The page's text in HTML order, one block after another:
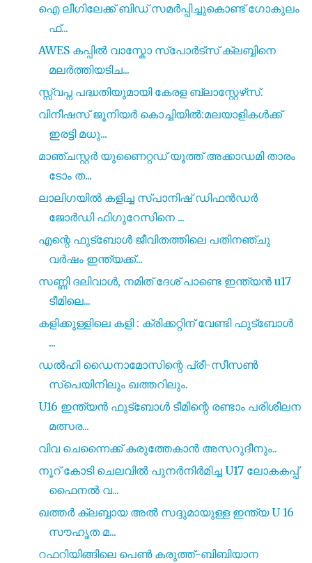
ഐ ലീഗിലേക്ക് ബിഡ് സമർപ്പിച്ചുകൊണ്ട് ഗോകുലം
ഫ്...
AWES കപ്പിൽ വാസ്കോ സ്പോർട്സ് ക്ലബ്ബിനെ
മലർത്തിയടിച...
സ്സ്വപ്ന പദ്ധതിയുമായി കേരള ബ്ലാസ്റ്റേഴ്‌സ്.
വിനീഷസ് ജൂനിയർ കൊച്ചിയിൽ:മലയാളികൾക്ക്
ഇരട്ടി മധു...
മാഞ്ചസ്റ്റർ യുണൈറ്റഡ് യൂത്ത് അക്കാഡമി താരം
ടോം ത...
ലാലിഗയിൽ കളിച്ച സ്പാനിഷ് ഡിഫൻഡർ
ജോർഡി ഫിഗുറേസിനെ ...
എന്റെ ഫുട്ബോൾ ജീവിതത്തിലെ പതിനഞ്ചു
വർഷം ഇന്ത്യക്ക്...
സണ്ണി ദലിവാൾ, നമിത് ദേശ് പാണ്ടെ ഇന്ത്യൻ u17
ടീമിലെ...
കളിക്കുള്ളിലെ കളി : ക്രിക്കറ്റിന് വേണ്ടി ഫുട്ബോൾ
...
ഡൽഹി ഡൈനാമോസിന്റെ പ്രീ-സീസൺ
സ്പെയിനിലും ഖത്തറിലും.
U16 ഇന്ത്യൻ ഫുട്‍ബോൾ ടീമിന്റെ രണ്ടാം പരിശീലന
മത്സര...
വിവ ചെന്നൈക്ക് കരുത്തേകാൻ അസറുദീനും..
നൂറ് കോടി ചെലവിൽ പുനർനിർമിച്ച U17 ലോകകപ്പ്
ഫൈനൽ വ...
ഖത്തർ ക്ലബ്ബായ അൽ സദ്ദുമായുള്ള ഇന്ത്യ U 16
സൗഹൃത മ...
റഫറിയിങ്ങിലെ പെൺ കരുത്ത്-ബിബിയാന